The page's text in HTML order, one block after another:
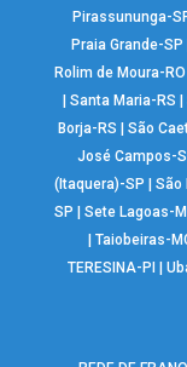
Pirassununga-
Praia Grande-SP
Rolim de Moura-RO
|Santa Maria-RS |
Borja-RS
|São
José Campos-
(Itaquera)-SP
|São
SP
|Sete Lagoas-
Taiobeiras-
TERESINA-PI
|